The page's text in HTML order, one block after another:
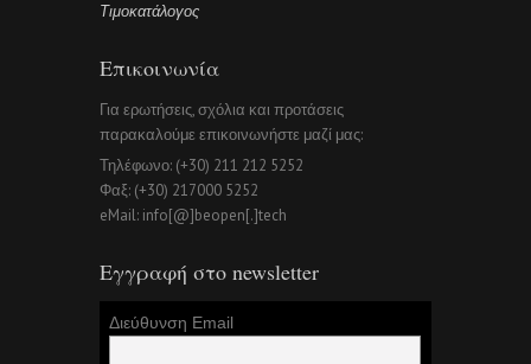
Τιμοκατάλογος
Επικοινωνία
Για ερωτήσεις, σχόλια και προτάσεις
παρακαλούμε επικοινωνήστε μαζί μας:
Τηλέφωνο: (+30) 211 212 5252
Φαξ: (+30) 217000 5252
eMail: info[@]beopen[.]tech
Εγγραφή στο newsletter
Διεύθυνση Email